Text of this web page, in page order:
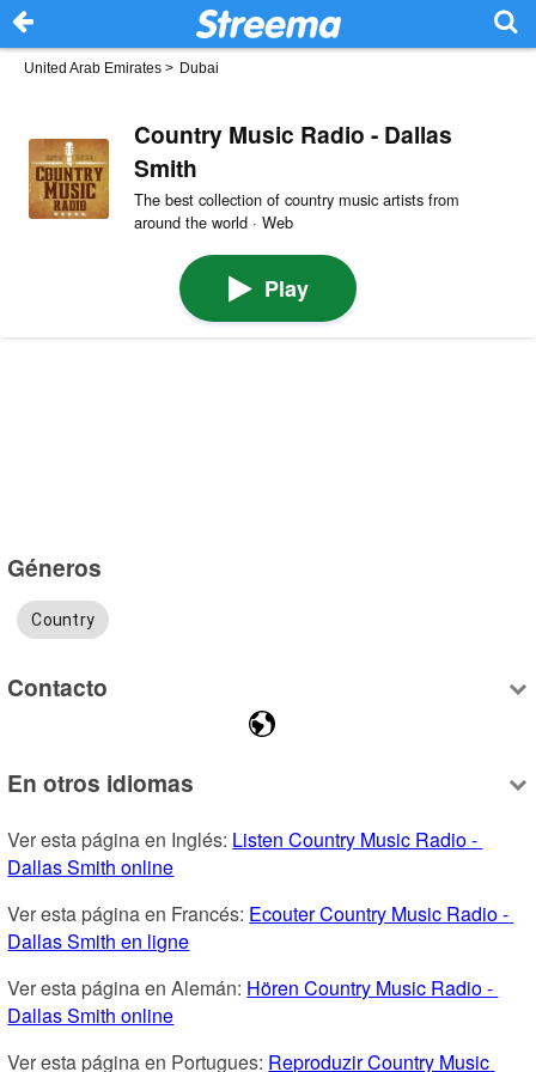
United Arab Emirates > Dubai
Country Music Radio - Dallas
Smith
The best collection of country music artists from
around the world · Web
Play
Géneros
Country
Contacto
En otros idiomas
Ver esta página en Inglés: Listen Country Music Radio -
Dallas Smith online
Ver esta página en Francés: Ecouter Country Music Radio -
Dallas Smith en ligne
Ver esta página en Alemán: Hören Country Music Radio -
Dallas Smith online
Ver esta página en Portugues: Reproduzir Country Music